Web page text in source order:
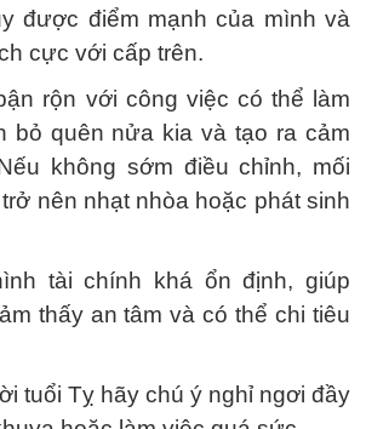
được điểm mạnh của mình và
cực với cấp trên.
rộn với công việc có thể làm
bỏ quên nửa kia và tạo ra cảm
không sớm điều chỉnh, mối
nên nhạt nhòa hoặc phát sinh
tài chính khá ổn định, giúp
thấy an tâm và có thể chi tiêu
tuổi Tỵ hãy chú ý nghỉ ngơi đầy